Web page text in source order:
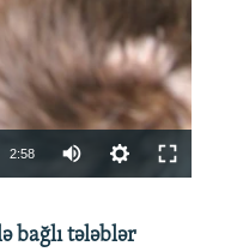
2:58
360p
bağlı tələblər